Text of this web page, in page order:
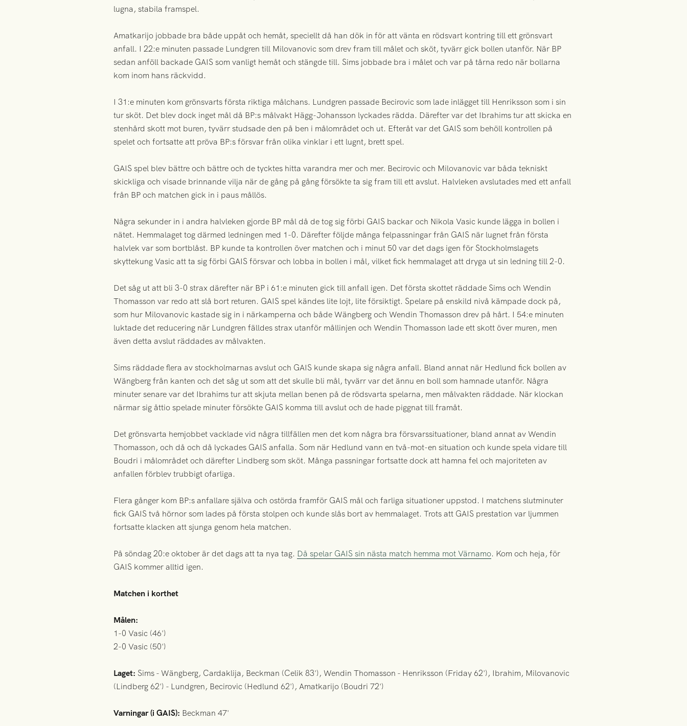
lugna, stabila framspel.
Amatkarijo jobbade bra både uppåt och hemåt, speciellt då han dök in för att vänta en rödsvart kontring till ett grönsvart
anfall. I 22:e minuten passade Lundgren till Milovanovic som drev fram till målet och sköt, tyvärr gick bollen utanför. När BP
sedan anföll backade GAIS som vanligt hemåt och stängde till. Sims jobbade bra i målet och var på tårna redo när bollarna
kom inom hans räckvidd.
I 31:e minuten kom grönsvarts första riktiga målchans. Lundgren passade Becirovic som lade inlägget till Henriksson som i sin
tur sköt. Det blev dock inget mål då BP:s målvakt Hägg-Johansson lyckades rädda. Därefter var det Ibrahims tur att skicka en
stenhård skott mot buren, tyvärr studsade den på ben i målområdet och ut. Efteråt var det GAIS som behöll kontrollen på
spelet och fortsatte att pröva BP:s försvar från olika vinklar i ett lugnt, brett spel.
GAIS spel blev bättre och bättre och de tycktes hitta varandra mer och mer. Becirovic och Milovanovic var båda tekniskt
skickliga och visade brinnande vilja när de gång på gång försökte ta sig fram till ett avslut. Halvleken avslutades med ett anfall
från BP och matchen gick in i paus mållös.
Några sekunder in i andra halvleken gjorde BP mål då de tog sig förbi GAIS backar och Nikola Vasic kunde lägga in bollen i
nätet. Hemmalaget tog därmed ledningen med 1-0. Därefter följde många felpassningar från GAIS när lugnet från första
halvlek var som bortblåst. BP kunde ta kontrollen över matchen och i minut 50 var det dags igen för Stockholmslagets
skyttekung Vasic att ta sig förbi GAIS försvar och lobba in bollen i mål, vilket fick hemmalaget att dryga ut sin ledning till 2-0.
Det såg ut att bli 3-0 strax därefter när BP i 61:e minuten gick till anfall igen. Det första skottet räddade Sims och Wendin
Thomasson var redo att slå bort returen. GAIS spel kändes lite lojt, lite försiktigt. Spelare på enskild nivå kämpade dock på,
som hur Milovanovic kastade sig in i närkamperna och både Wängberg och Wendin Thomasson drev på hårt. I 54:e minuten
luktade det reducering när Lundgren fälldes strax utanför mållinjen och Wendin Thomasson lade ett skott över muren, men
även detta avslut räddades av målvakten.
Sims räddade flera av stockholmarnas avslut och GAIS kunde skapa sig några anfall. Bland annat när Hedlund fick bollen av
Wängberg från kanten och det såg ut som att det skulle bli mål, tyvärr var det ännu en boll som hamnade utanför. Några
minuter senare var det Ibrahims tur att skjuta mellan benen på de rödsvarta spelarna, men målvakten räddade. När klockan
närmar sig åttio spelade minuter försökte GAIS komma till avslut och de hade piggnat till framåt.
Det grönsvarta hemjobbet vacklade vid några tillfällen men det kom några bra försvarssituationer, bland annat av Wendin
Thomasson, och då och då lyckades GAIS anfalla. Som när Hedlund vann en två-mot-en situation och kunde spela vidare till
Boudri i målområdet och därefter Lindberg som sköt. Många passningar fortsatte dock att hamna fel och majoriteten av
anfallen förblev trubbigt ofarliga.
Flera gånger kom BP:s anfallare själva och ostörda framför GAIS mål och farliga situationer uppstod. I matchens slutminuter
fick GAIS två hörnor som lades på första stolpen och kunde slås bort av hemmalaget. Trots att GAIS prestation var ljummen
fortsatte klacken att sjunga genom hela matchen.
På söndag 20:e oktober är det dags att ta nya tag. Då spelar GAIS sin nästa match hemma mot Värnamo. Kom och heja, för
GAIS kommer alltid igen.
Matchen i korthet
Målen:
1-0 Vasic (46')
2-0 Vasic (50')
Laget: Sims - Wängberg, Cardaklija, Beckman (Celik 83'), Wendin Thomasson - Henriksson (Friday 62'), Ibrahim, Milovanovic
(Lindberg 62') - Lundgren, Becirovic (Hedlund 62'), Amatkarijo (Boudri 72')
Varningar (i GAIS): Beckman 47'